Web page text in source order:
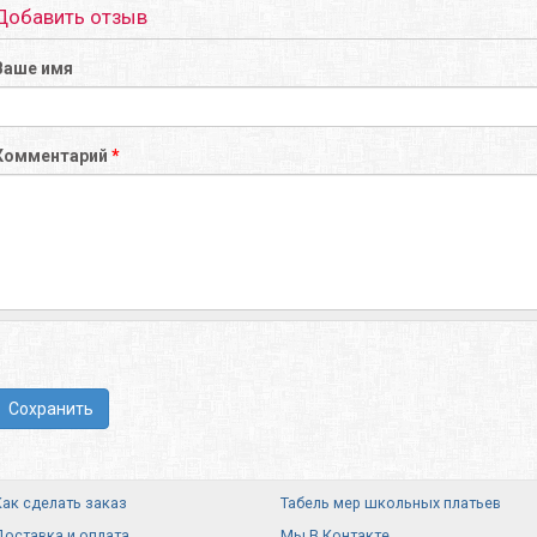
отзыв
имя
*
Сохранить
сделать заказ
Табель мер школьных платьев